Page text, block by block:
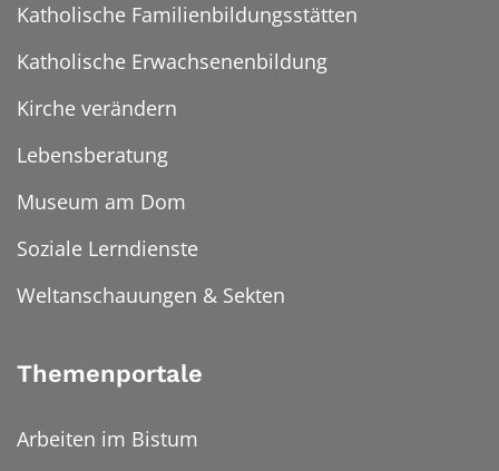
Katholische Familienbildungsstätten
Katholische Erwachsenenbildung
Kirche verändern
Lebensberatung
Museum am Dom
Soziale Lerndienste
Weltanschauungen & Sekten
Themenportale
Arbeiten im Bistum